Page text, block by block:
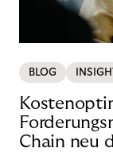
BLOG
Chain neu